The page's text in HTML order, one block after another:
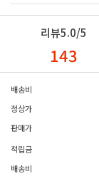
리뷰5.0/5
143
배송비
정상가
판매가
적립금
배송비